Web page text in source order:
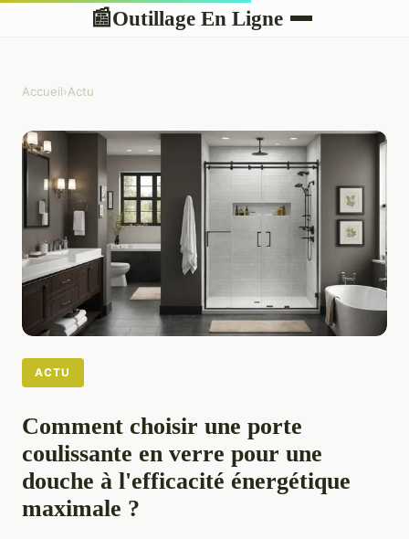
📰Outillage En Ligne
Accueil›Actu
ACTU
Comment choisir une porte
coulissante en verre pour une
douche à l'efficacité énergétique
maximale ?